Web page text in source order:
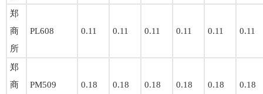
郑
商
所
PL608 0.11 0.11 0.11 0.11 0.11 0.11
郑
商
PM509 0.18 0.18 0.18 0.18 0.18 0.18